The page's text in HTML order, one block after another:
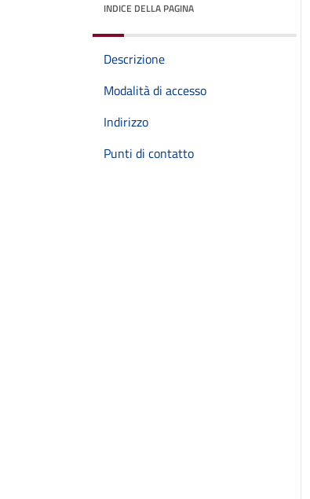
INDICE DELLA PAGINA
Descrizione
Modalità di accesso
Indirizzo
Punti di contatto